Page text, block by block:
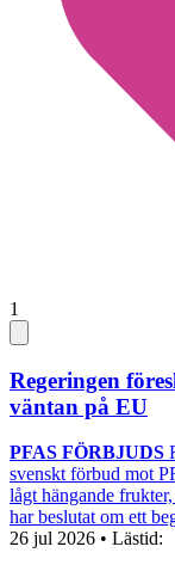
1
Regeringen
väntan på EU
PFAS FÖRBJUDS
svenskt förbud mot
lågt hängande
har beslutat om ett
26 jul 2026 • Lästid: